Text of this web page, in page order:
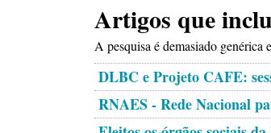
Artigos que
A pesquisa é demasiado genérica
DLBC e Projeto CAFE:
RNAES - Rede Nacional